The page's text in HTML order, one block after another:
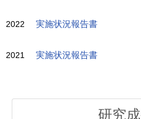
2022 実施状況報告書
2021 実施状況報告書
研究